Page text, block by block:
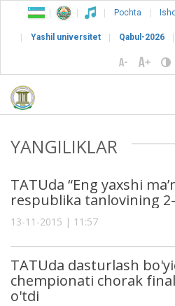
Pochta
Yashil universitet Qabul-2026
YANGILIKLAR
TATUda “Eng yaxshi
respublika tanlovining
13-11-2015 | 11:57
TATUda dasturlash
chempionati chorak
o'tdi